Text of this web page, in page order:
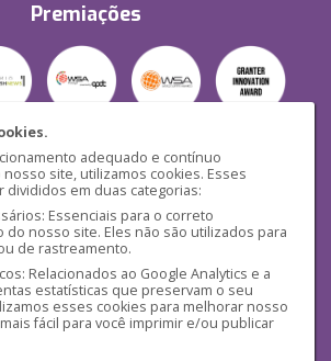
adequado e contínuo
site, utilizamos cookies. Esses
divididos em duas categorias:
Essenciais para o correto
do nosso site. Eles não são utilizados para
de rastreamento.
Relacionados ao Google Analytics e a
estatísticas que preservam o seu
esses cookies para melhorar nosso
fácil para você imprimir e/ou publicar
Premiações
Segurança
Mídias Sociais